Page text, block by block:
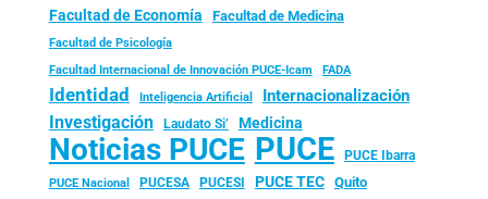
Facultad de Economía Facultad de Medicina
Facultad de Psicología
Facultad Internacional de Innovación PUCE-Icam FADA
Identidad Inteligencia Artificial Internacionalización
Investigación Laudato Si’ Medicina
Noticias PUCE PUCE PUCE Ibarra
PUCE Nacional PUCESA PUCESI PUCE TEC
Quito